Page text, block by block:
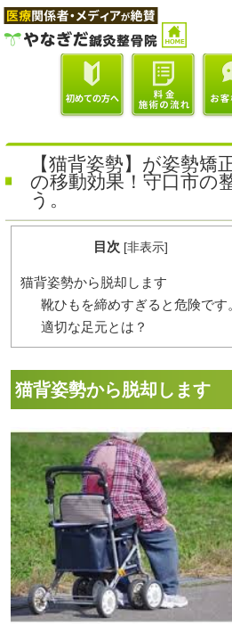
【猫背姿勢】が姿勢矯
の移動効果！守口市の
う。
目次 [非表示]
猫背姿勢から脱却します
靴ひもを締めすぎると危険です
適切な足元とは？
猫背姿勢から脱却します